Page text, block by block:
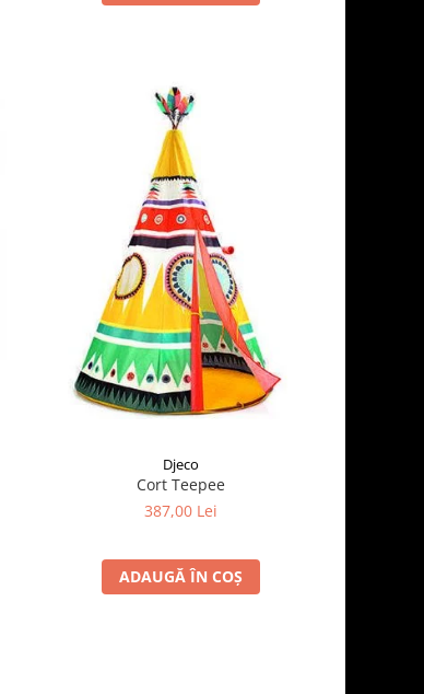
Djeco
Cort Teepee
387,00 Lei
ADAUGĂ ÎN COȘ